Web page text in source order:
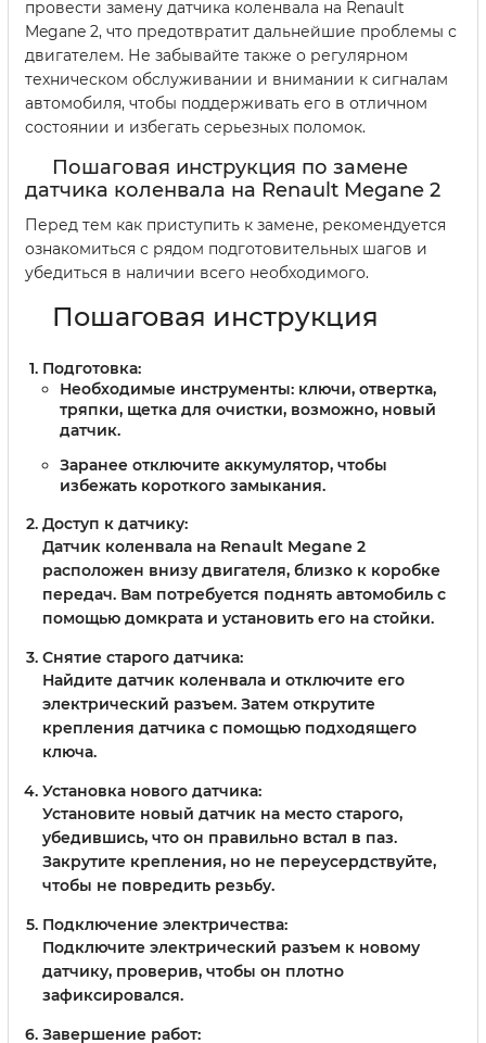
провести замену датчика коленвала на Renault
Megane 2, что предотвратит дальнейшие проблемы с
двигателем. Не забывайте также о регулярном
техническом обслуживании и внимании к сигналам
автомобиля, чтобы поддерживать его в отличном
состоянии и избегать серьезных поломок.
Пошаговая инструкция по замене
датчика коленвала на Renault Megane 2
Перед тем как приступить к замене, рекомендуется
ознакомиться с рядом подготовительных шагов и
убедиться в наличии всего необходимого.
Пошаговая инструкция
Подготовка:
Необходимые инструменты: ключи, отвертка,
тряпки, щетка для очистки, возможно, новый
датчик.
Заранее отключите аккумулятор, чтобы
избежать короткого замыкания.
Доступ к датчику:
Датчик коленвала на Renault Megane 2
расположен внизу двигателя, близко к коробке
передач. Вам потребуется поднять автомобиль с
помощью домкрата и установить его на стойки.
Снятие старого датчика:
Найдите датчик коленвала и отключите его
электрический разъем. Затем открутите
крепления датчика с помощью подходящего
ключа.
Установка нового датчика:
Установите новый датчик на место старого,
убедившись, что он правильно встал в паз.
Закрутите крепления, но не переусердствуйте,
чтобы не повредить резьбу.
Подключение электричества:
Подключите электрический разъем к новому
датчику, проверив, чтобы он плотно
зафиксировался.
Завершение работ: